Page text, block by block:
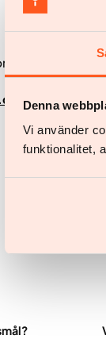
Denna
Vi använder
funktionalitet,
24 timer.